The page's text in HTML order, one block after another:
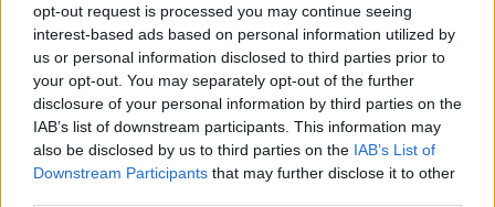
opt-out request is processed you may continue seeing
interest-based ads based on personal information utilized by
us or personal information disclosed to third parties prior to
your opt-out. You may separately opt-out of the further
disclosure of your personal information by third parties on the
IAB’s list of downstream participants. This information may
also be disclosed by us to third parties on the IAB’s List of
Downstream Participants that may further disclose it to other
Elegük van az egyetemistáknak az online
társkeresésből, újra a személyes találkozásokat
részesítik előnyben
Csökken a társkereső appok népszerűsége, a fiatalok inkább az
egyetemi rendezvényeket és fesztiválokat részesítik előnyben az új
kapcsolatok kialakításához - derül ki az EFOTT lapunknak küldött